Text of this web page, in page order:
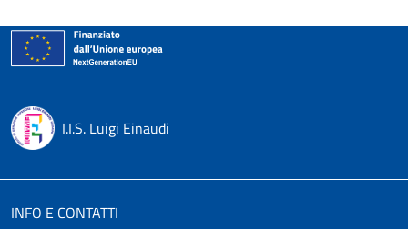
I.I.S. Luigi Einaudi
INFO E CONTATTI